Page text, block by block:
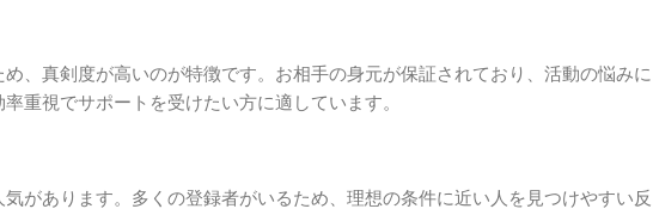
、真剣度が高いのが特徴です。お相手の身元が保証されており、活動の悩みに
重視でサポートを受けたい方に適しています。
があります。多くの登録者がいるため、理想の条件に近い人を見つけやすい反